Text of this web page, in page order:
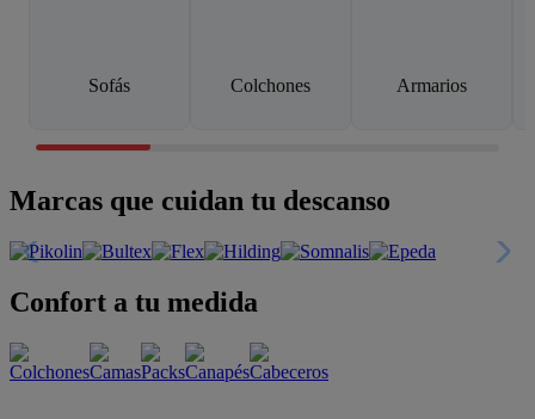
Sofás Colchones Armarios
Marcas que cuidan tu descanso
Confort a tu medida